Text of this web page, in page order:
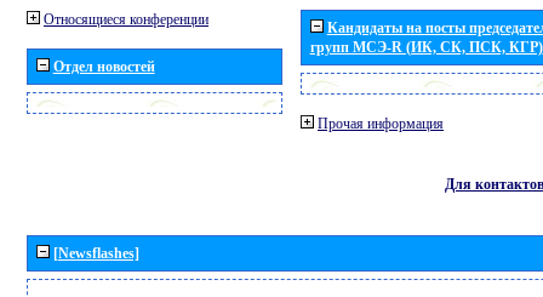
Относящиеся конференции
Отдел новостей
Кандидаты на посты
групп МСЭ-R (ИК, СК, ПСК, КГР)
Прочая информация
Для контактов
[Newsflashes]